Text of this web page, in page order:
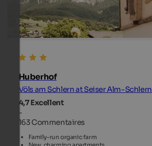
Huberhof
Völs am Schlern at Seiser Alm-Schlern
4,7Excellent
-
163 Commentaires
Family-run organic farm